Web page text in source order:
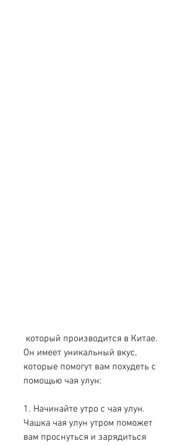
Он имеет уникальный вкус,
которые помогут вам похудеть с
помощью чая улун:
1. Начинайте утро с чая улун.
Чашка чая улун утром поможет
вам проснуться и зарядиться